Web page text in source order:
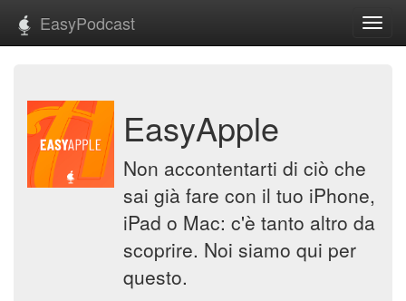
EasyPodcast
EasyApple
Non accontentarti di ciò che
sai già fare con il tuo iPhone,
iPad o Mac: c'è tanto altro da
scoprire. Noi siamo qui per
questo.